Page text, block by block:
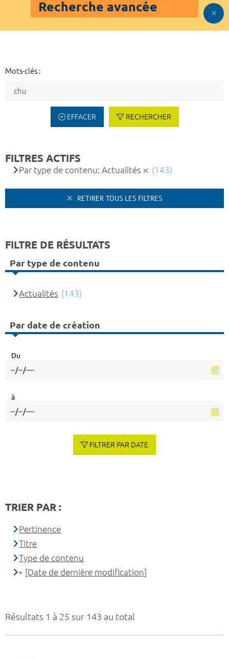
Recherche avancée
Mots-clés :
EFFACER RECHERCHER
Résultats 1 à 25 sur 143 au total
FILTRES ACTIFS
Par type de contenu: Actualités (143)
RETIRER TOUS LES FILTRES
FILTRE DE RÉSULTATS
Par type de contenu
Actualités (143)
Par date de création
Du
à
FILTRER PAR DATE
TRIER PAR :
Pertinence
Titre
Type de contenu
[Date de dernière modification]